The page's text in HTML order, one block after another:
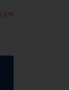
f/h